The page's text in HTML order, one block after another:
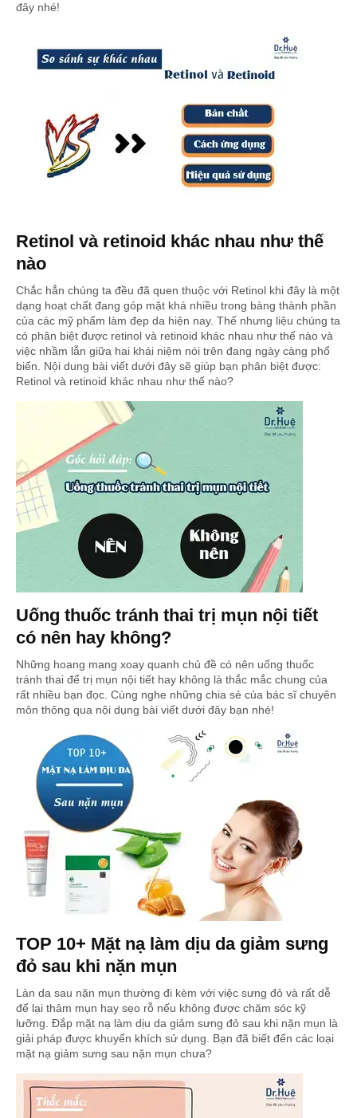
đây nhé!
Retinol và retinoid khác nhau như thế
nào
Chắc hẳn chúng ta đều đã quen thuộc với Retinol khi đây là một
dạng hoạt chất đang góp mặt khá nhiều trong bàng thành phần
của các mỹ phẩm làm đẹp da hiện nay. Thế nhưng liệu chúng ta
có phân biệt được retinol và retinoid khác nhau như thế nào và
việc nhầm lẫn giữa hai khái niệm nói trên đang ngày càng phổ
biến. Nội dung bài viết dưới đây sẽ giúp bạn phân biệt được:
Retinol và retinoid khác nhau như thế nào?
Uống thuốc tránh thai trị mụn nội tiết
có nên hay không?
Những hoang mang xoay quanh chủ đề có nên uống thuốc
tránh thai để trị mụn nội tiết hay không là thắc mắc chung của
rất nhiều bạn đọc. Cùng nghe những chia sẻ của bác sĩ chuyên
môn thông qua nội dụng bài viết dưới đây bạn nhé!
TOP 10+ Mặt nạ làm dịu da giảm sưng
đỏ sau khi nặn mụn
Làn da sau nặn mụn thường đi kèm với việc sưng đỏ và rất dễ
để lại thâm mụn hay sẹo rỗ nếu không được chăm sóc kỹ
lưỡng. Đắp mặt nạ làm dịu da giảm sưng đỏ sau khi nặn mụn là
giải pháp được khuyến khích sử dụng. Bạn đã biết đến các loại
mặt nạ giảm sưng sau nặn mụn chưa?